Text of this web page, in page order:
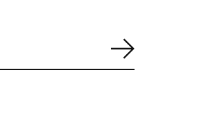
S'abonner